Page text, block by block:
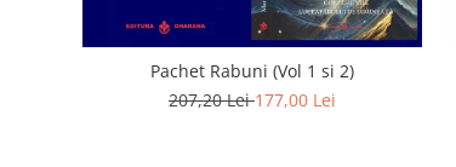
Pachet Rabuni (Vol 1 si 2)
207,20 Lei177,00 Lei